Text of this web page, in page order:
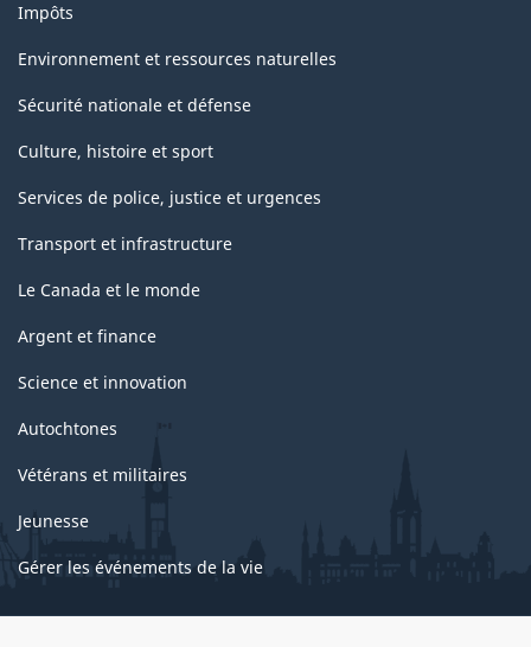
Impôts
Environnement et ressources naturelles
Sécurité nationale et défense
Culture, histoire et sport
Services de police, justice et urgences
Transport et infrastructure
Le Canada et le monde
Argent et finance
Science et innovation
Autochtones
Vétérans et militaires
Jeunesse
Gérer les événements de la vie